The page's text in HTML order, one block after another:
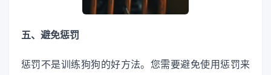
五、避免惩罚
惩罚不是训练狗狗的好方法。您需要避免使用惩罚来